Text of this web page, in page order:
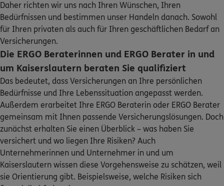
Zum Kundenportal
Schaden oder Leistungsfall melden
Bequem online oder telefonisch
Rechnung einreichen
Sabine Glasen
Hertelsbrunnenring 10,Hive-Park 67657
Kaiserslautern
(4.2 km)
Homepage besuchen
ERGO
Anne Möser
Hertelsbrunnenring 10,67657 Kaiserslautern
(4.2 km)
Homepage besuchen
Oliver Schein
Hertelsbrunnenring 10,67657 Kaiserslautern
(4.2 km)
Homepage besuchen
Daher richten wir uns nach Ihren Wünschen, Ihren
Bedürfnissen und bestimmen unser Handeln danach. Sowohl
für Ihren privaten als auch für Ihren geschäftlichen Bedarf an
Versicherungen.
Die ERGO Beraterinnen und ERGO Berater in und
um Kaiserslautern beraten Sie qualifiziert
Das bedeutet, dass Versicherungen an Ihre persönlichen
Bedürfnisse und Ihre Lebenssituation angepasst werden.
Außerdem erarbeitet Ihre ERGO Beraterin oder ERGO Berater
gemeinsam mit Ihnen passende Versicherungslösungen. Doch
zunächst erhalten Sie einen Überblick – was haben Sie
versichert und wo liegen Ihre Risiken? Auch
Unternehmerinnen und Unternehmer in und um
Kaiserslautern wissen diese Vorgehensweise zu schätzen, weil
sie Orientierung gibt. Beispielsweise, welche Risiken sich